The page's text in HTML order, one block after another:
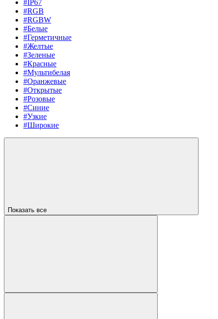
#IP67
#RGB
#RGBW
#Белые
#Герметичные
#Желтые
#Зеленые
#Красные
#Мультибелая
#Оранжевые
#Открытые
#Розовые
#Синие
#Узкие
#Широкие
Показать все